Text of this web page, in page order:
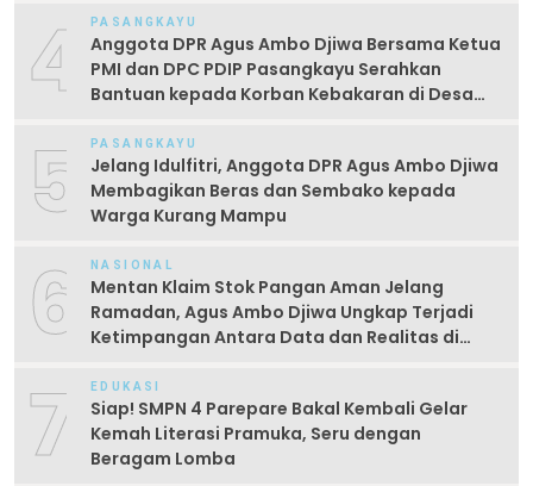
4 PASANGKAYU
Anggota DPR Agus Ambo Djiwa Bersama Ketua
PMI dan DPC PDIP Pasangkayu Serahkan
Bantuan kepada Korban Kebakaran di Desa
5 PASANGKAYU
Jelang Idulfitri, Anggota DPR Agus Ambo Djiwa
Membagikan Beras dan Sembako kepada
Warga Kurang Mampu
6 NASIONAL
Mentan Klaim Stok Pangan Aman Jelang
Ramadan, Agus Ambo Djiwa Ungkap Terjadi
Ketimpangan Antara Data dan Realitas di
7 EDUKASI
Siap! SMPN 4 Parepare Bakal Kembali Gelar
Kemah Literasi Pramuka, Seru dengan
Beragam Lomba